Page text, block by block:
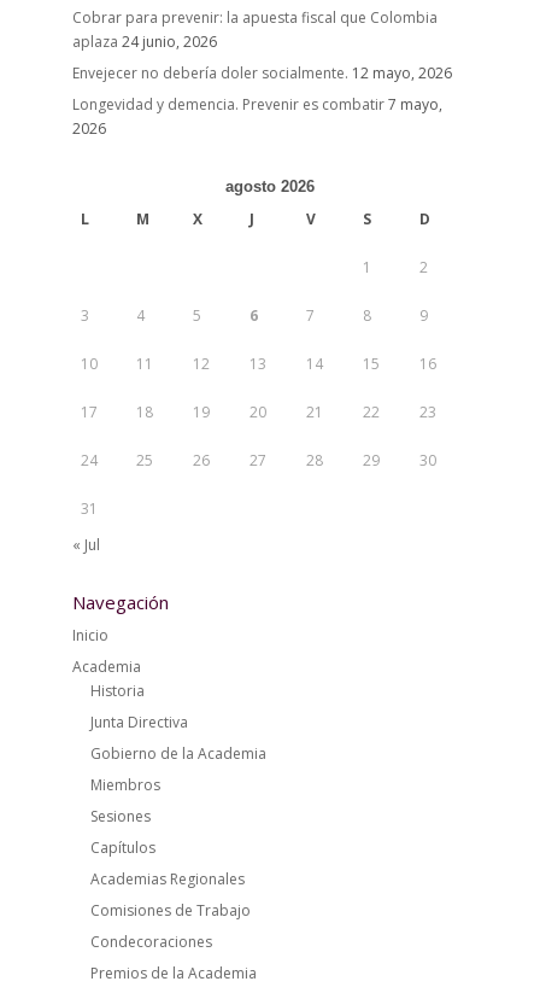
Cobrar para prevenir: la apuesta fiscal que Colombia
aplaza 24 junio, 2026
Envejecer no debería doler socialmente. 12 mayo, 2026
Longevidad y demencia. Prevenir es combatir7 mayo,
2026
agosto 2026
L M X J V S D
1 2
3 4 5 6 7 8 9
10 11 12 13 14 15 16
17 18 19 20 21 22 23
24 25 26 27 28 29 30
31
« Jul
Navegación
Inicio
Academia
Historia
Junta Directiva
Gobierno de la Academia
Miembros
Sesiones
Capítulos
Academias Regionales
Comisiones de Trabajo
Condecoraciones
Premios de la Academia